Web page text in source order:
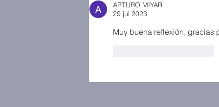
ARTURO MIYAR
29 jul 2023
Muy buena reflexión, gracias